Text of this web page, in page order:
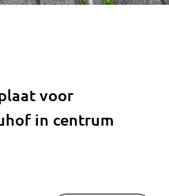
voor
in centrum